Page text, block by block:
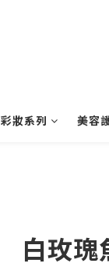
彩妝系列 美容
白玫瑰